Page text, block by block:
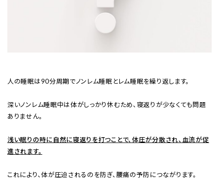
人の睡眠は90分周期でノンレム睡眠とレム睡眠を繰り返します。
深いノンレム睡眠中は体がしっかり休むため、寝返りが少なくても問題
ありません。
浅い眠りの時に自然に寝返りを打つことで、体圧が分散され、血流が促
進されます。
これにより、体が圧迫されるのを防ぎ、腰痛の予防につながります。